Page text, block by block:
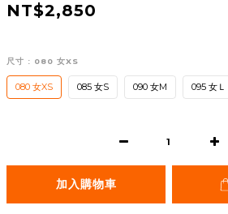
NT$2,850
尺寸 : 080 女XS
080 女XS 085 女S 090 女M 095 女Ｌ
加入購物車